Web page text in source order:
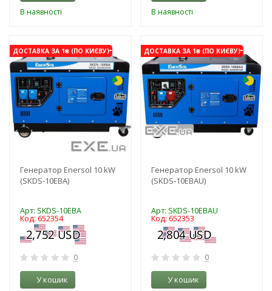
В наявності В наявності
ДОСТАВКА ЗА 1₴ (ПО КИЄВУ)-3%
Генератор Enersol 10 kW
(SKDS-10EBA)
Арт: SKDS-10EBA
Код: 652354
0
У кошик
ДОСТАВКА ЗА 1₴ (ПО КИЄВУ)-3%
Генератор Enersol 10 kW
(SKDS-10EBAU)
Арт: SKDS-10EBAU
Код: 652353
0
У кошик